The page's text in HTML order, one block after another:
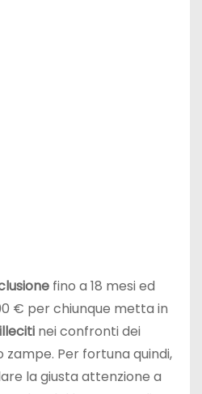
fino a 18 mesi ed
€ per chiunque metta in
nei confronti dei
Per fortuna quindi,
la giusta attenzione a